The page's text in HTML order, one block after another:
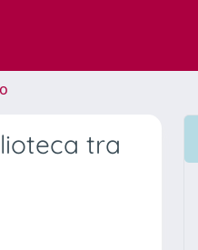
tra